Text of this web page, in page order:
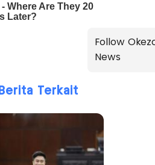
Follow
News
Berita Terkait